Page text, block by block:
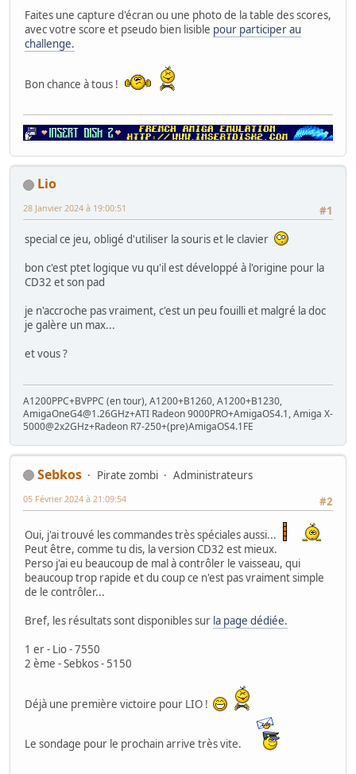
Faites une capture d'écran ou une photo de la table des scores,
avec votre score et pseudo bien lisible pour participer au
challenge.
Bon chance à tous !
Lio
#1
28 Janvier 2024 à 19:00:51
special ce jeu, obligé d'utiliser la souris et le clavier
bon c'est ptet logique vu qu'il est développé à l'origine pour la
CD32 et son pad
je n'accroche pas vraiment, c'est un peu fouilli et malgré la doc
je galère un max...
et vous ?
A1200PPC+BVPPC (en tour), A1200+B1260, A1200+B1230,
AmigaOneG4@1.26GHz+ATI Radeon 9000PRO+AmigaOS4.1, Amiga X-
5000@2x2GHz+Radeon R7-250+(pre)AmigaOS4.1FE
Sebkos Pirate zombi
Administrateurs
#2
05 Février 2024 à 21:09:54
Oui, j'ai trouvé les commandes très spéciales aussi...
Peut être, comme tu dis, la version CD32 est mieux.
Perso j'ai eu beaucoup de mal à contrôler le vaisseau, qui
beaucoup trop rapide et du coup ce n'est pas vraiment simple
de le contrôler...
Bref, les résultats sont disponibles sur la page dédiée.
1 er - Lio - 7550
2 ème - Sebkos - 5150
Déjà une première victoire pour LIO !
Le sondage pour le prochain arrive très vite.